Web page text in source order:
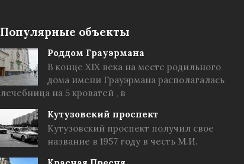
Популярные объекты
Роддом Грауэрмана
В конце XIX века на месте родильного
дома имени Грауэрмана располагалась
лечебница на 5 кроватей , в
Кутузовский проспект
Кутузовский проспект получил свое
название в 1957 году в честь М.И.